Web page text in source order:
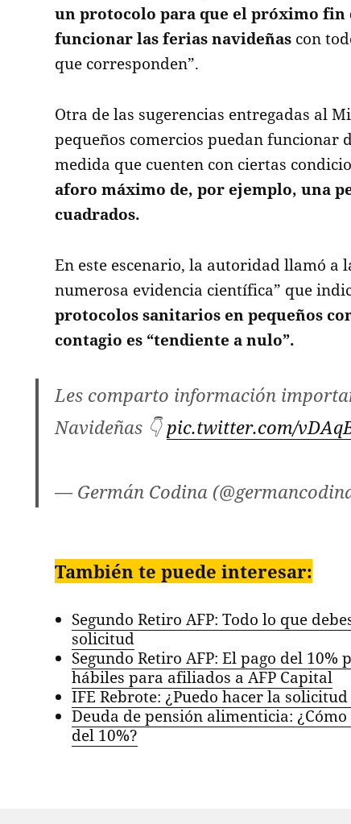
un protocolo para que el próximo fin
funcionar las ferias navideñas con
que corresponden”.
Otra de las sugerencias entregadas al
pequeños comercios puedan funcionar
medida que cuenten con ciertas
aforo máximo de, por ejemplo, una
cuadrados.
En este escenario, la autoridad llamó a
numerosa evidencia científica” que
protocolos sanitarios en pequeños
contagio es “tendiente a nulo”.
Les comparto información
Navideñas 👇 pic.twitter.com/
— Germán Codina
También te puede interesar:
Segundo Retiro AFP: Todo lo que
solicitud
Segundo Retiro AFP: El pago del
hábiles para afiliados a AFP Capital
IFE Rebrote: ¿Puedo hacer la
Deuda de pensión alimenticia:
del 10%?